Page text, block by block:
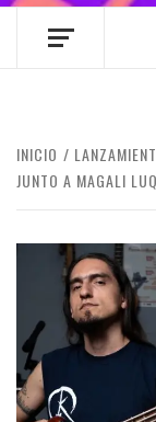
INICIO
JUNTO A MAGALI